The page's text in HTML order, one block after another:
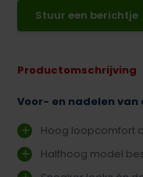
Stuur een berichtje
Productomschrijving
Voor- en nadelen
Hoog loopcomfort
Halfhoog model